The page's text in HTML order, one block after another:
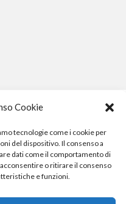
Cookie
tecnologie come i cookie per
del dispositivo. Il consenso a
dati come il comportamento di
o ritirare il consenso
e funzioni.